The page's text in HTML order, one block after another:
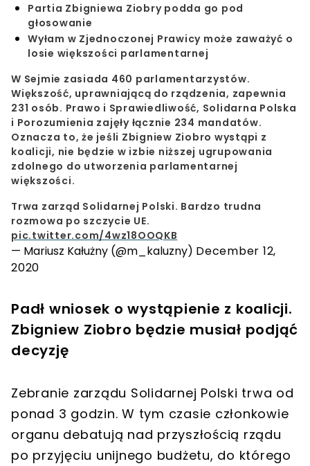
Partia Zbigniewa Ziobry podda go pod
głosowanie
Wyłam w Zjednoczonej Prawicy może zaważyć o
losie większości parlamentarnej
W Sejmie zasiada 460 parlamentarzystów.
Większość, uprawniającą do rządzenia, zapewnia
231 osób. Prawo i Sprawiedliwość, Solidarna Polska
i Porozumienia zajęły łącznie 234 mandatów.
Oznacza to, że jeśli Zbigniew Ziobro wystąpi z
koalicji, nie będzie w izbie niższej ugrupowania
zdolnego do utworzenia parlamentarnej
większości.
Trwa zarząd Solidarnej Polski. Bardzo trudna
rozmowa po szczycie UE.
pic.twitter.com/4wz18OOQKB
— Mariusz Kałużny (@m_kaluzny) December 12,
2020
Padł wniosek o wystąpienie z koalicji.
Zbigniew Ziobro będzie musiał podjąć
decyzję
Zebranie zarządu Solidarnej Polski trwa od
ponad 3 godzin. W tym czasie członkowie
organu debatują nad przyszłością rządu
po przyjęciu unijnego budżetu, do którego